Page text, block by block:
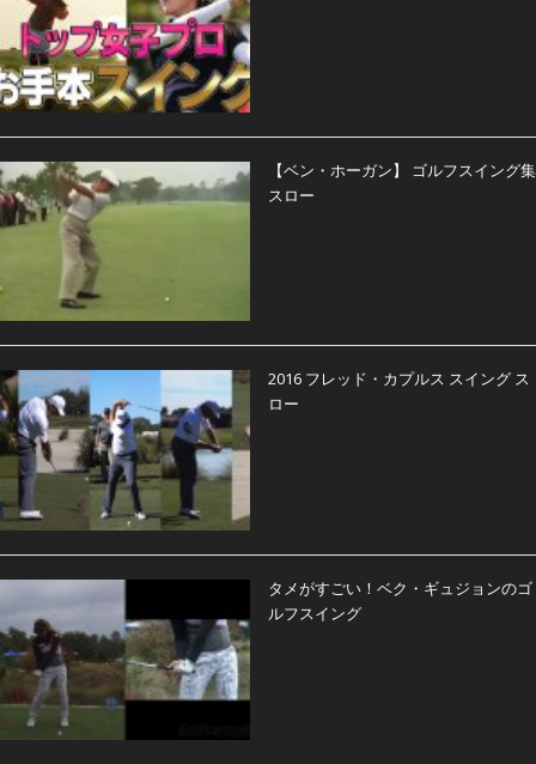
【ベン・ホーガン】 ゴルフスイング集
スロー
2016 フレッド・カプルス スイング ス
ロー
タメがすごい！ベク・ギュジョンのゴ
ルフスイング